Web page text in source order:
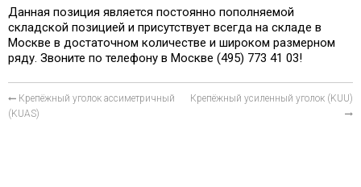
Данная позиция является постоянно пополняемой
складской позицией и присутствует всегда на складе в
Москве в достаточном количестве и широком размерном
ряду. Звоните по телефону в Москве (495) 773 41 03!
Крепёжный уголок ассиметричный
(KUAS)
Крепёжный усиленный уголок (KUU)